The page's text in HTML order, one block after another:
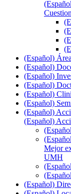
(Español)
(Español)
(Español)
(Español)
(Español)
(Español)
(Español)
(Español)
Mejor
UMH
(Español)